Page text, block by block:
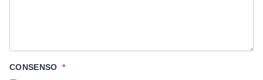
CONSENSO *